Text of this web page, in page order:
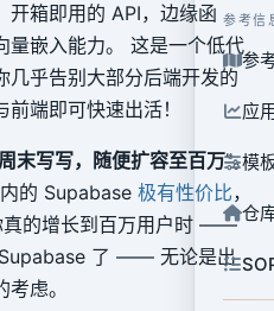
参考信
参
应
模
仓
开箱即用的 API，边缘函
量嵌入能力。 这是一个低代
几乎告别大部分后端开发的
端即可快速出活！
末写写，随便扩容至百万”。
的 Supabase 极有性价比，
的增长到百万用户时 ——
了 —— 无论是出
虑。